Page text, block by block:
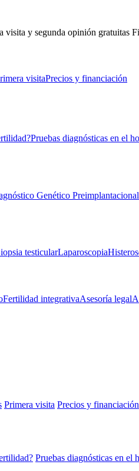
visita y segunda opinión gratuitas
visitaPrecios y financiación
Pruebas diagnósticas en el
Genético
testicularLaparoscopia
Fertilidad integrativaAsesoría legal
Primera visita Precios y financiación
Pruebas diagnósticas en el